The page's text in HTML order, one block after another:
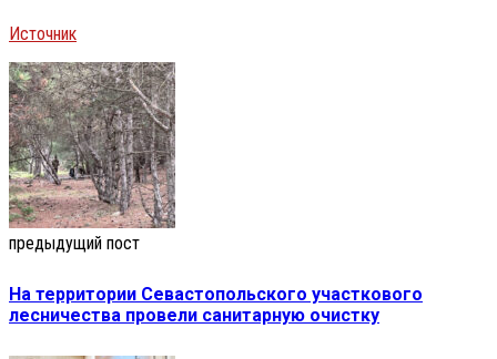
Источник
предыдущий пост
На территории Севастопольского участкового
лесничества провели санитарную очистку